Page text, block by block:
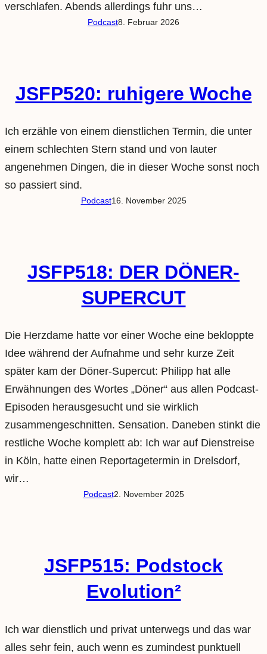
verschlafen. Abends allerdings fuhr uns…
Podcast8. Februar 2026
JSFP520: ruhigere Woche
Ich erzähle von einem dienstlichen Termin, die unter
einem schlechten Stern stand und von lauter
angenehmen Dingen, die in dieser Woche sonst noch
so passiert sind.
Podcast16. November 2025
JSFP518: DER DÖNER-
SUPERCUT
Die Herzdame hatte vor einer Woche eine bekloppte
Idee während der Aufnahme und sehr kurze Zeit
später kam der Döner-Supercut: Philipp hat alle
Erwähnungen des Wortes „Döner“ aus allen Podcast-
Episoden herausgesucht und sie wirklich
zusammengeschnitten. Sensation. Daneben stinkt die
restliche Woche komplett ab: Ich war auf Dienstreise
in Köln, hatte einen Reportagetermin in Drelsdorf,
wir…
Podcast2. November 2025
JSFP515: Podstock
Evolution²
Ich war dienstlich und privat unterwegs und das war
alles sehr fein, auch wenn es zumindest punktuell